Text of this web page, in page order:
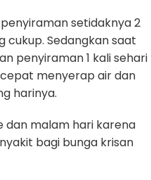
setidaknya 2
cukup. Sedangkan saat
penyiraman 1 kali sehari
menyerap air dan
harinya.
dan malam hari karena
bagi bunga krisan